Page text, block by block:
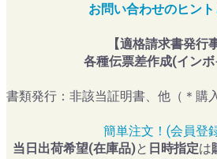
お問い合わせのヒント
【適格請求書発行
各種伝票差作成(イン
書類発行：非該当証明書、他（＊購
簡単注文！(会員登
当日出荷希望(在庫品)と 日時指定は